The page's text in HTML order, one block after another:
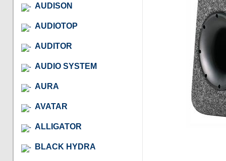
AUDISON
AUDIOTOP
AUDITOR
AUDIO SYSTEM
AURA
AVATAR
ALLIGATOR
BLACK HYDRA